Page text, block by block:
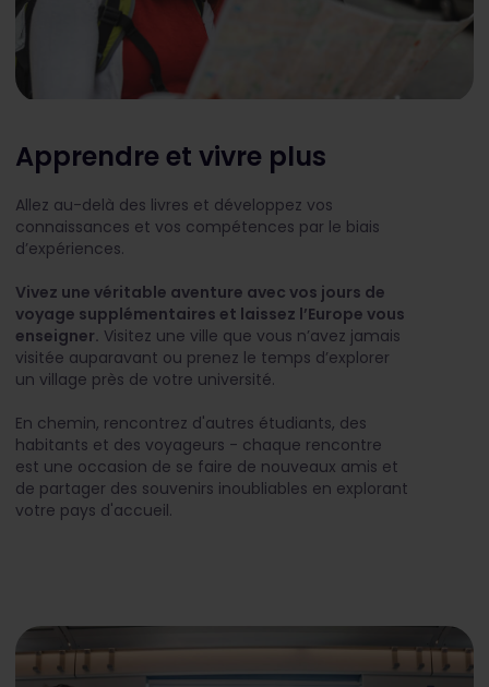
Apprendre et vivre plus
Allez au-delà des livres et développez vos
connaissances et vos compétences par le biais
d’expériences.
Vivez une véritable aventure avec vos jours de
voyage supplémentaires et laissez l’Europe vous
enseigner. Visitez une ville que vous n’avez jamais
visitée auparavant ou prenez le temps d’explorer
un village près de votre université.
En chemin, rencontrez d'autres étudiants, des
habitants et des voyageurs - chaque rencontre
est une occasion de se faire de nouveaux amis et
de partager des souvenirs inoubliables en explorant
votre pays d'accueil.